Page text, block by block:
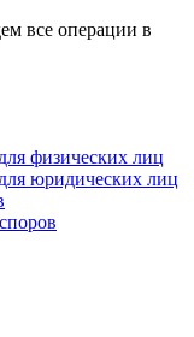
все операции в
физических лиц
юридических лиц